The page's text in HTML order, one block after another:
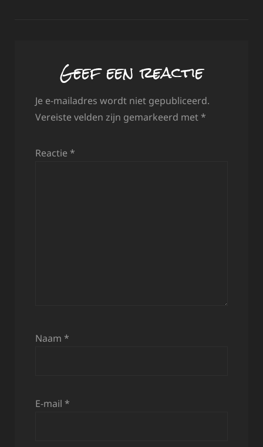
Geef een reactie
Je e-mailadres wordt niet gepubliceerd.
Vereiste velden zijn gemarkeerd met *
Reactie *
Naam *
E-mail *